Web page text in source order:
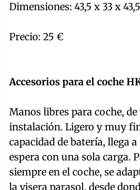
Dimensiones: 43,5 x 33 x
Precio: 25 €
Accesorios para el coche
Manos libres para coche,
instalación. Ligero y muy
capacidad de batería, llega
espera con una sola carga.
siempre en el coche, se
la visera parasol, desde